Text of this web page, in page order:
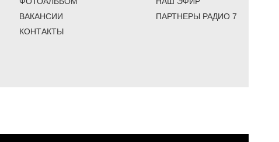
ВАКАНСИИ
КОНТАКТЫ
ПАРТНЕРЫ РАДИО 7